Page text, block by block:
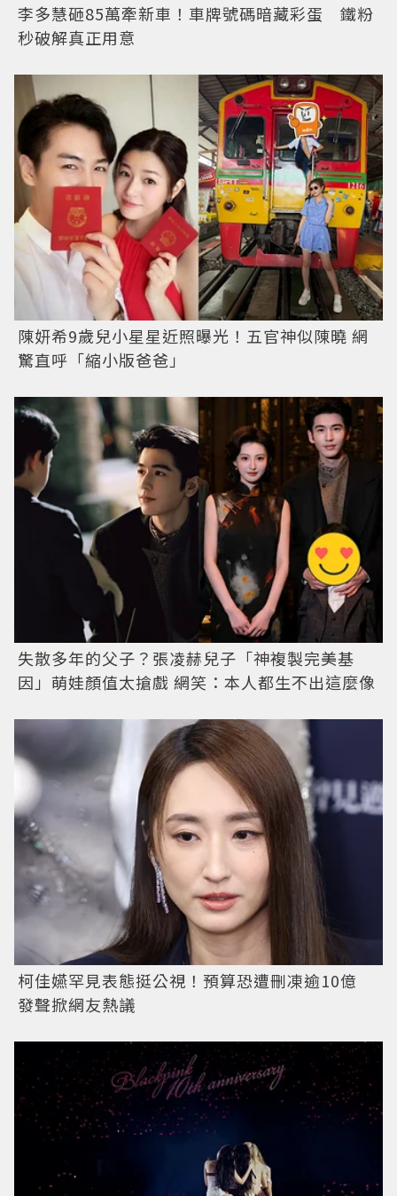
李多慧砸85萬牽新車！車牌號碼暗藏彩蛋 鐵粉
秒破解真正用意
陳妍希9歲兒小星星近照曝光！五官神似陳曉 網
驚直呼「縮小版爸爸」
失散多年的父子？張凌赫兒子「神複製完美基
因」萌娃顏值太搶戲 網笑：本人都生不出這麼像
柯佳嬿罕見表態挺公視！預算恐遭刪凍逾10億
發聲掀網友熱議